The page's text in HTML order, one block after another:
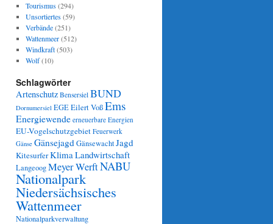
Tourismus(294)
Unsortiertes(59)
Verbände(251)
Wattenmeer(512)
Windkraft(503)
Wolf(10)
Schlagwörter
Artenschutz Bensersiel BUND
Dornumersiel EGEEilert VoßEms
Energiewende erneuerbare Energien
EU-Vogelschutzgebiet Feuerwerk
Gänse GänsejagdGänsewachtJagd
KitesurferKlimaLandwirtschaft
LangeoogMeyer WerftNABU
Nationalpark
Niedersächsisches
Wattenmeer
Nationalparkverwaltung